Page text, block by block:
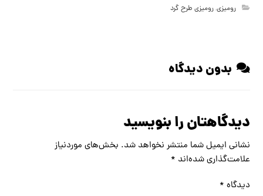
رومیزی,رومیزی طرح گرد
بدون دیدگاه
دیدگاهتان را بنویسید
نشانی ایمیل شما منتشر نخواهد شد. بخش‌های موردنیاز
علامت‌گذاری شده‌اند *
دیدگاه *